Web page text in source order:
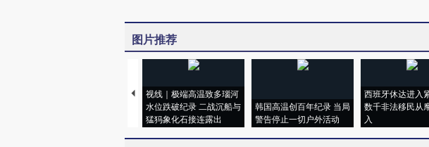
图片推荐
视线｜极端高温致多瑙河
水位跌破纪录 二战沉船与
猛犸象化石接连露出
韩国高温创百年纪录 当局
警告停止一切户外活动
西班牙休达进入
数千非法移民从
入